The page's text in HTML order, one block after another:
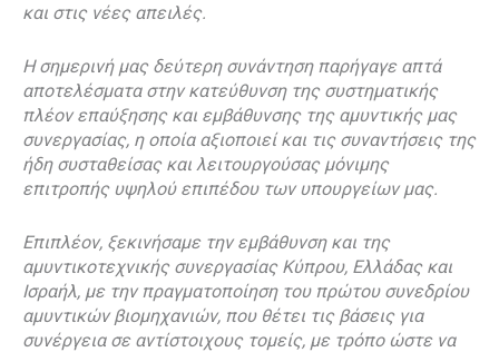
και στις νέες απειλές.
Η σημερινή μας δεύτερη συνάντηση παρήγαγε απτά
αποτελέσματα στην κατεύθυνση της συστηματικής
πλέον επαύξησης και εμβάθυνσης της αμυντικής μας
συνεργασίας, η οποία αξιοποιεί και τις συναντήσεις της
ήδη συσταθείσας και λειτουργούσας μόνιμης
επιτροπής υψηλού επιπέδου των υπουργείων μας.
Επιπλέον, ξεκινήσαμε την εμβάθυνση και της
αμυντικοτεχνικής συνεργασίας Κύπρου, Ελλάδας και
Ισραήλ, με την πραγματοποίηση του πρώτου συνεδρίου
αμυντικών βιομηχανιών, που θέτει τις βάσεις για
συνέργεια σε αντίστοιχους τομείς, με τρόπο ώστε να